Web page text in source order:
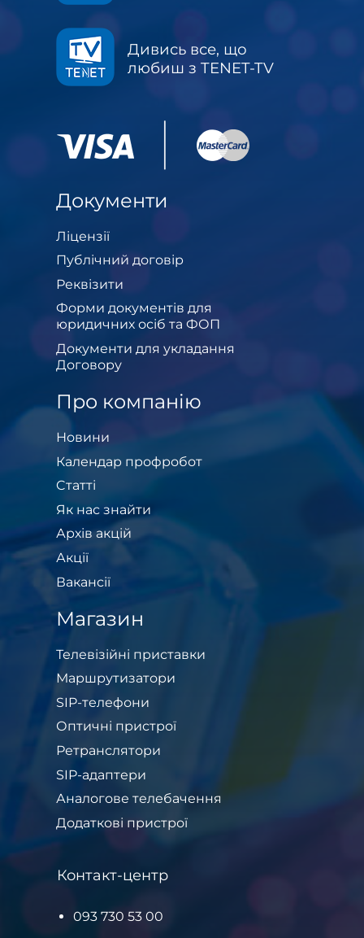
Дивись все, що
любиш з TENET-TV
Документи
Ліцензії
Публічний договір
Реквізити
Форми документів для
юридичних осіб та ФОП
Документи для укладання
Договору
Про компанію
Новини
Календар профробот
Cтатті
Як нас знайти
Архів акцій
Акції
Вакансії
Магазин
Телевізійні приставки
Маршрутизатори
SIP-телефони
Оптичні пристрої
Ретранслятори
SIP-адаптери
Аналогове телебачення
Додаткові пристрої
Контакт-центр
093 730 53 00